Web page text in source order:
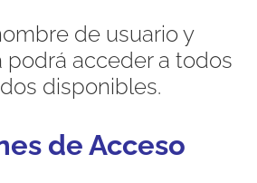
de usuario y
podrá acceder a todos
disponibles.
de Acceso